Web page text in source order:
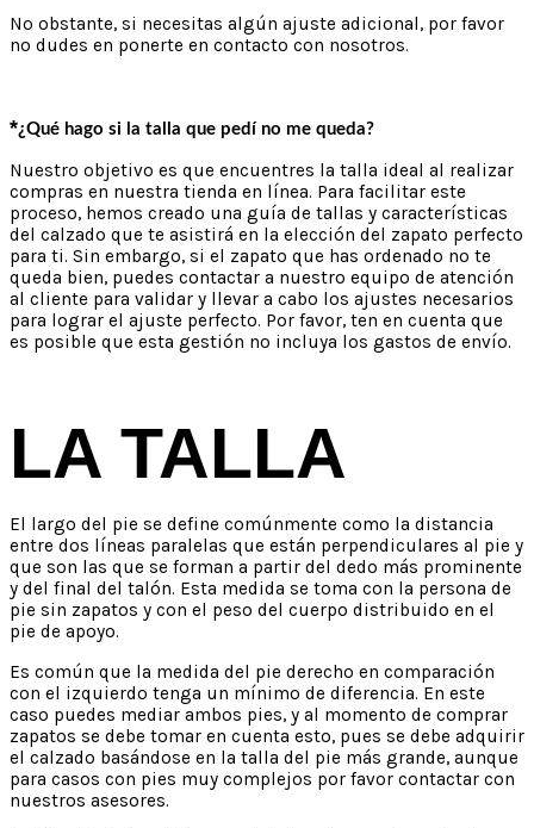
No obstante, si necesitas algún ajuste adicional, por favor
no dudes en ponerte en contacto con nosotros.
*¿Qué hago si la talla que pedí no me queda?
Nuestro objetivo es que encuentres la talla ideal al realizar
compras en nuestra tienda en línea. Para facilitar este
proceso, hemos creado una guía de tallas y características
del calzado que te asistirá en la elección del zapato perfecto
para ti. Sin embargo, si el zapato que has ordenado no te
queda bien, puedes contactar a nuestro equipo de atención
al cliente para validar y llevar a cabo los ajustes necesarios
para lograr el ajuste perfecto. Por favor, ten en cuenta que
es posible que esta gestión no incluya los gastos de envío.
LA TALLA
El largo del pie se define comúnmente como la distancia
entre dos líneas paralelas que están perpendiculares al pie y
que son las que se forman a partir del dedo más prominente
y del final del talón. Esta medida se toma con la persona de
pie sin zapatos y con el peso del cuerpo distribuido en el
pie de apoyo.
Es común que la medida del pie derecho en comparación
con el izquierdo tenga un mínimo de diferencia. En este
caso puedes mediar ambos pies, y al momento de comprar
zapatos se debe tomar en cuenta esto, pues se debe adquirir
el calzado basándose en la talla del pie más grande, aunque
para casos con pies muy complejos por favor contactar con
nuestros asesores.